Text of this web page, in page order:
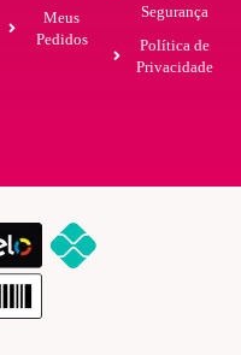
Meus
Pedidos
Segurança
Política de
Privacidade